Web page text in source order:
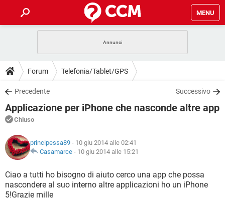
MENU
INTRATTENIMENTO ANDROID
iOS
INSTAGRAM WHATSAPP
TIKTOK
HARDWARE
GUIDE
COVID-19 GAMING
iOS
INSTAGRAM
TIKTOK FACEBOOK
DOWNLOAD
COVID-19 GAMING
INTRATTENIMENTO
iOS WINDOWS 10
INSTAGRAM
TIKTOK FACEBOOK
HARDWARE
FORUM
COVID-19
INTRATTENIMENTO ANDROID
INSTAGRAM WHATSAPP
GLOSSARIO
COVID-19
INTRATTENIMENTO ANDROID
iOS
Forum Telefonia/Tablet/GPS
Precedente Successivo
Applicazione per iPhone che nasconde altre app
Chiuso
principessa89 - 10 giu 2014 alle 02:41
Casamarce - 10 giu 2014 alle 15:21
Ciao a tutti ho bisogno di aiuto cerco una app che possa
nascondere al suo interno altre applicazioni ho un iPhone
5!Grazie mille